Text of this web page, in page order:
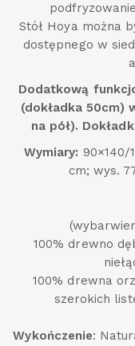
Stół Hoya można
dostępnego w
Dodatkową
(dokładka 50cm)
na pół).
Wymiary: 90×140/
cm; wys.
100% drewno
100% drewna
szerokich
Wykończenie: